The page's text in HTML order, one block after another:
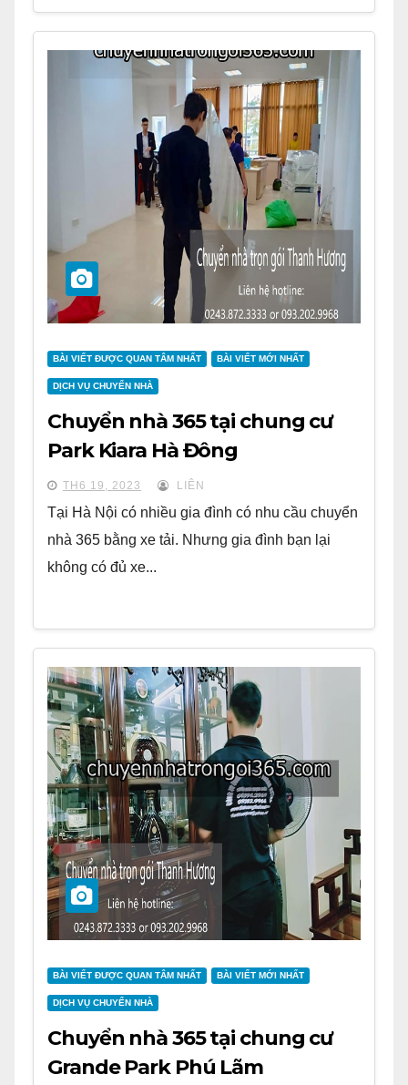
BÀI VIẾT ĐƯỢC QUAN TÂM NHẤT BÀI VIẾT MỚI NHẤT
DỊCH VỤ CHUYỂN NHÀ
Chuyển nhà 365 tại chung cư
Park Kiara Hà Đông
TH6 19, 2023 LIÊN
Tại Hà Nội có nhiều gia đình có nhu cầu chuyển
nhà 365 bằng xe tải. Nhưng gia đình bạn lại
không có đủ xe...
BÀI VIẾT ĐƯỢC QUAN TÂM NHẤT BÀI VIẾT MỚI NHẤT
DỊCH VỤ CHUYỂN NHÀ
Chuyển nhà 365 tại chung cư
Grande Park Phú Lãm